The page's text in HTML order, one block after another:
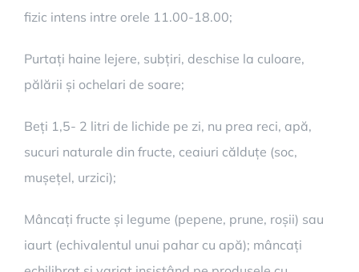
fizic intens intre orele 11.00-18.00;
Purtați haine lejere, subțiri, deschise la culoare,
pălării și ochelari de soare;
Beți 1,5- 2 litri de lichide pe zi, nu prea reci, apă,
sucuri naturale din fructe, ceaiuri călduțe (soc,
mușețel, urzici);
Mâncați fructe și legume (pepene, prune, roșii) sau
iaurt (echivalentul unui pahar cu apă); mâncați